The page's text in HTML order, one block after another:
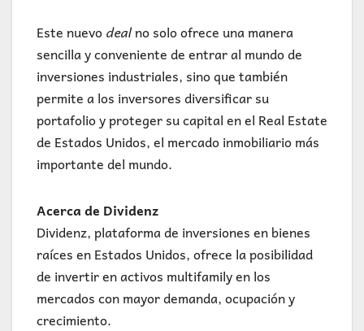
Este nuevodealno solo ofrece una manera
sencilla y conveniente de entrar al mundo de
inversiones industriales, sino que también
permite a los inversores diversificar su
portafolio y proteger su capital en el Real Estate
de Estados Unidos, el mercado inmobiliario más
importante del mundo.
Acerca de Dividenz
Dividenz, plataforma de inversiones en bienes
raíces en Estados Unidos, ofrece la posibilidad
de invertir en activos multifamily en los
mercados con mayor demanda, ocupación y
crecimiento.